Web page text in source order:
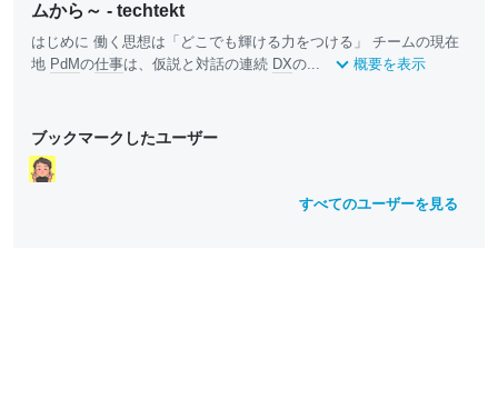
ムから～ - techtekt
はじめに 働く思想は「どこでも輝ける力をつける」 チームの現在
地 PdMの仕事は、仮説と対話の連続 DXの... 概要を表示
ブックマークしたユーザー
すべてのユーザーを見る